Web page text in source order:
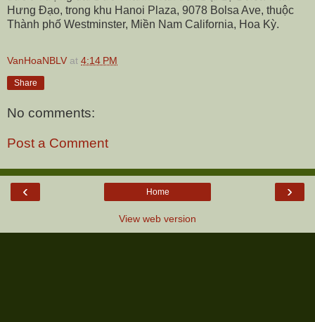
Hưng Đạo, trong khu Hanoi Plaza, 9078 Bolsa Ave, thuộc
Thành phố Westminster, Miền Nam California, Hoa Kỳ.
VanHoaNBLV at 4:14 PM
Share
No comments:
Post a Comment
‹ ›
Home
View web version